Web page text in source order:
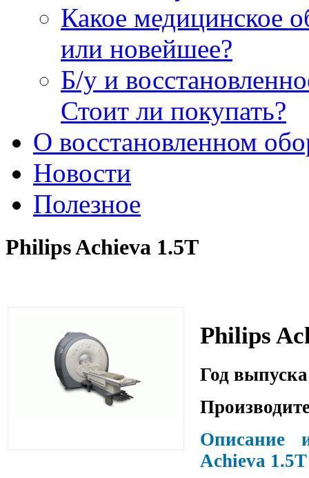
Какое медицинское
или новейшее?
Б/у и
Стоит ли покупать?
О восстановленном
Новости
Полезное
Philips Achieva 1.5T
Philips
Год
Описание
Achieva 1.5T